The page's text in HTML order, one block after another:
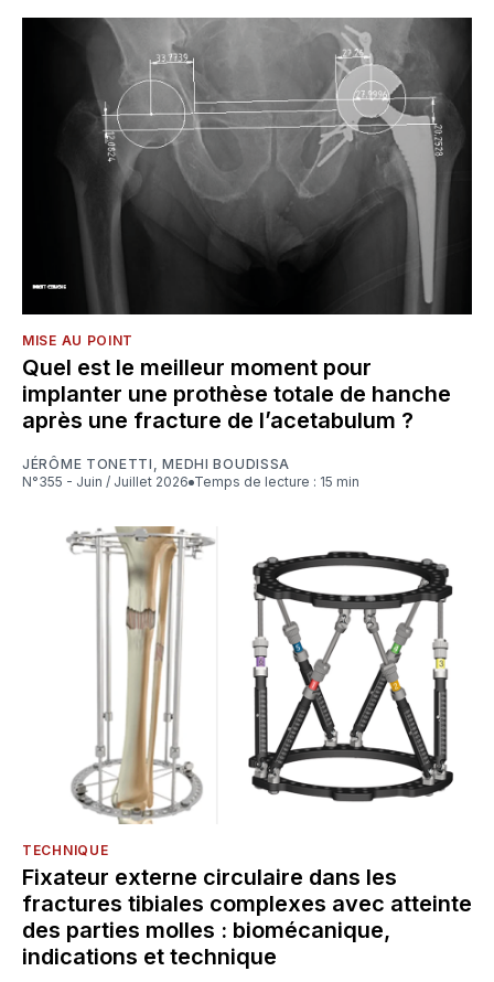
MISE AU POINT
Quel est le meilleur moment pour
implanter une prothèse totale de hanche
après une fracture de l’acetabulum ?
JÉRÔME TONETTI ,MEDHI BOUDISSA
N°355 - Juin / Juillet 2026
Temps de lecture : 15 min
TECHNIQUE
Fixateur externe circulaire dans les
fractures tibiales complexes avec atteinte
des parties molles : biomécanique,
indications et technique